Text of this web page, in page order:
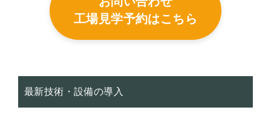
工場見学予約はこちら
最新技術・設備の導入